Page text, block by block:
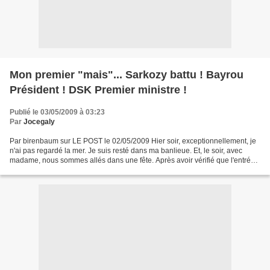
Mon premier "mais"... Sarkozy battu ! Bayrou
Président ! DSK Premier ministre !
Publié le 03/05/2009 à 03:23
Par Jocegaly
Par birenbaum sur LE POST le 02/05/2009 Hier soir, exceptionnellement, je
n'ai pas regardé la mer. Je suis resté dans ma banlieue. Et, le soir, avec
madame, nous sommes allés dans une fête. Après avoir vérifié que l'entrée